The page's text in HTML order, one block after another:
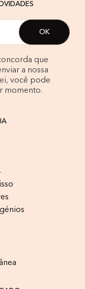
que
a nossa
você pode
momento.